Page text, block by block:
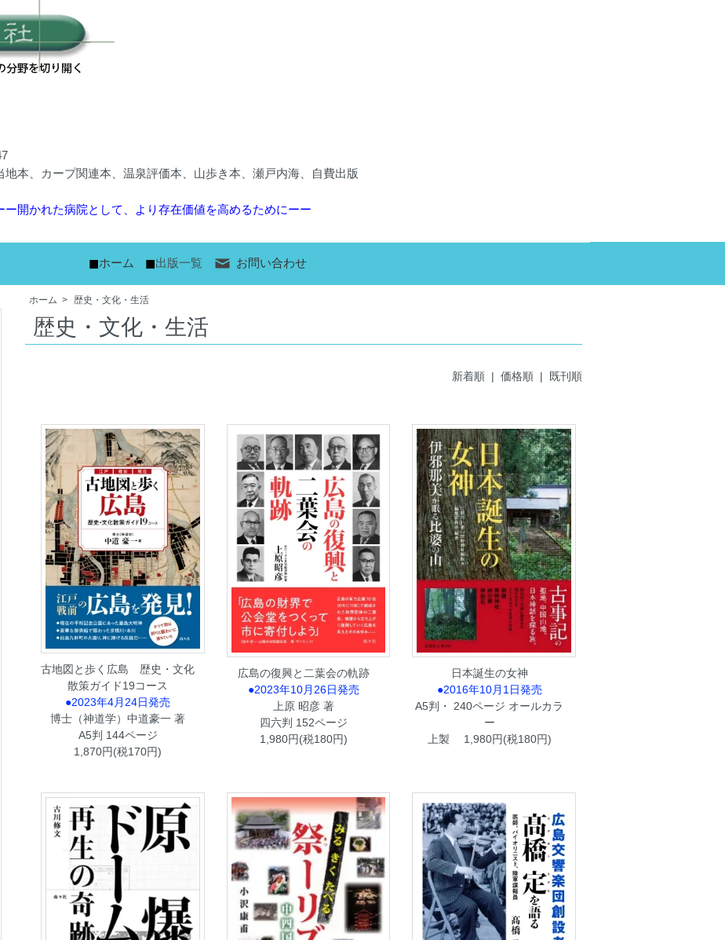
本、カープ関連本、温泉評価本、山歩き本、瀬戸内海、自費出版
開かれた病院として、より存在価値を高めるためにーー
■ホーム ■出版一覧 お問い合わせ
ホーム > 歴史・文化・生活
歴史・文化・生活
新着順 | 価格順 | 既刊順
古地図と歩く広島 歴史・文化
散策ガイド19コース
●2023年4月24日発売
博士（神道学）中道豪一 著
A5判 144ページ
1,870円(税170円)
広島の復興と二葉会の軌跡
●2023年10月26日発売
上原 昭彦 著
四六判 152ページ
1,980円(税180円)
日本誕生の女神
●2016年10月1日発売
A5判・ 240ページ オールカラ
ー
上製 1,980円(税180円)